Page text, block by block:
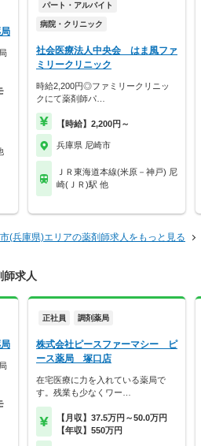
パート・アルバイト
病院・クリニック
社会医療法人中央会 はま風ファ
ミリークリニック
時給2,200円◎ファミリークリニッ
クにて薬剤師パ…
【時給】2,200円～
兵庫県 尼崎市
ＪＲ東海道本線(米原－神戸) 尼
崎(ＪＲ)駅 他
(兵庫県)エリアの薬剤師求人をもっと見る
師求人
正社員 調剤薬局
株式会社ピースファーマシー ピ
ース薬局 塚口店
在宅医療に力を入れている薬局で
す。残業も少なくワー…
【月収】37.5万円～50.0万円
【年収】550万円